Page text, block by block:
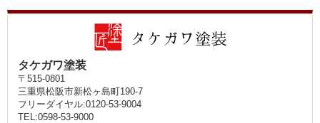
タケガワ塗装
〒515-0801
三重県松阪市新松ヶ島町190-7
フリーダイヤル:0120-53-9004
TEL:0598-53-9000